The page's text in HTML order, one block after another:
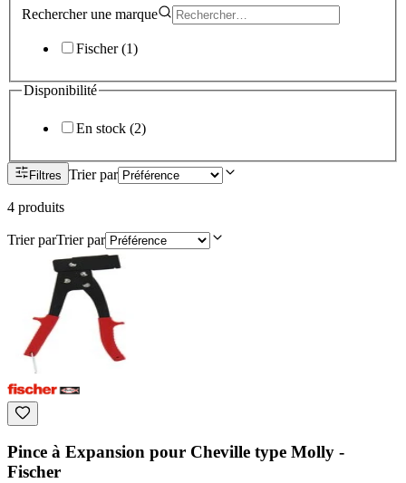
Rechercher une marque
Fischer(1)
Disponibilité
En stock (2)
Filtres Trier par
4 produits
Trier parTrier par
Pince à Expansion pour Cheville type Molly -
Fischer